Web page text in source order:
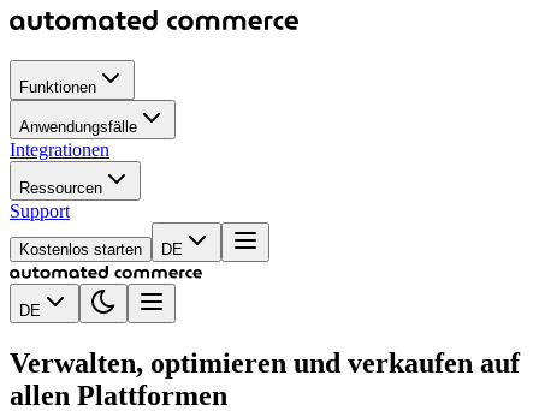
Funktionen
Anwendungsfälle
Integrationen
Ressourcen
Support
Kostenlos starten DE
DE
Verwalten, optimieren und verkaufen auf
allen Plattformen